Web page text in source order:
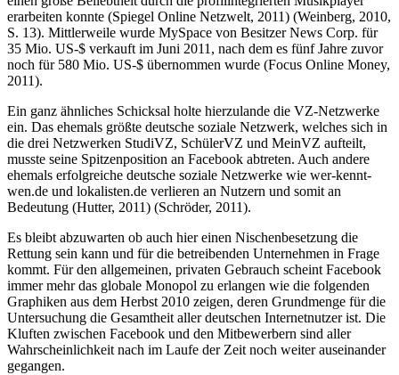
erarbeiten konnte (Spiegel Online Netzwelt, 2011) (Weinberg, 2010,
S. 13). Mittlerweile wurde MySpace von Besitzer News Corp. für
35 Mio. US-$ verkauft im Juni 2011, nach dem es fünf Jahre zuvor
noch für 580 Mio. US-$ übernommen wurde (Focus Online Money,
2011).
Ein ganz ähnliches Schicksal holte hierzulande die VZ-Netzwerke
ein. Das ehemals größte deutsche soziale Netzwerk, welches sich in
die drei Netzwerken StudiVZ, SchülerVZ und MeinVZ aufteilt,
musste seine Spitzenposition an Facebook abtreten. Auch andere
ehemals erfolgreiche deutsche soziale Netzwerke wie wer-kennt-
wen.de und lokalisten.de verlieren an Nutzern und somit an
Bedeutung (Hutter, 2011) (Schröder, 2011).
Es bleibt abzuwarten ob auch hier einen Nischenbesetzung die
Rettung sein kann und für die betreibenden Unternehmen in Frage
kommt. Für den allgemeinen, privaten Gebrauch scheint Facebook
immer mehr das globale Monopol zu erlangen wie die folgenden
Graphiken aus dem Herbst 2010 zeigen, deren Grundmenge für die
Untersuchung die Gesamtheit aller deutschen Internetnutzer ist. Die
Kluften zwischen Facebook und den Mitbewerbern sind aller
Wahrscheinlichkeit nach im Laufe der Zeit noch weiter auseinander
gegangen.